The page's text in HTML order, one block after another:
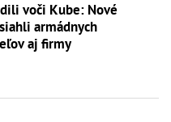
voči Kube: Nové
armádnych
aj firmy